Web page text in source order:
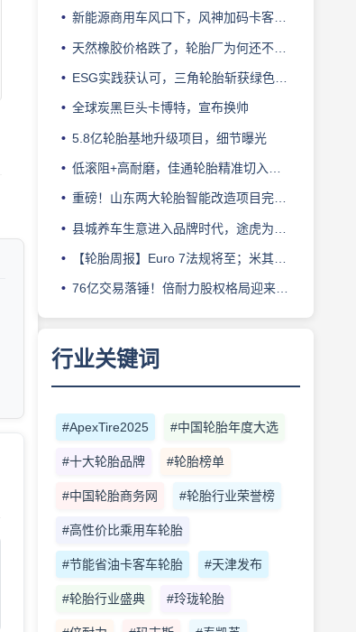
新能源商用车风口下，风神加码卡客车胎产能
天然橡胶价格跌了，轮胎厂为何还不敢“松口气”？
ESG实践获认可，三角轮胎斩获绿色发展典范企业奖
全球炭黑巨头卡博特，宣布换帅
5.8亿轮胎基地升级项目，细节曝光
低滚阻+高耐磨，佳通轮胎精准切入新能源轻卡赛道
重磅！山东两大轮胎智能改造项目完成备案
县城养车生意进入品牌时代，途虎为何此时加码“万镇万店”？
【轮胎周报】Euro 7法规将至；米其林上半年营收超千亿；倍耐力上半年盈利稳增；龙星炭黑斩获欧洲近万吨订单
76亿交易落锤！倍耐力股权格局迎来重塑
行业关键词
#ApexTire2025 #中国轮胎年度大选
#十大轮胎品牌 #轮胎榜单
#中国轮胎商务网 #轮胎行业荣誉榜
#高性价比乘用车轮胎
#节能省油卡客车轮胎 #天津发布
#轮胎行业盛典 #玲珑轮胎